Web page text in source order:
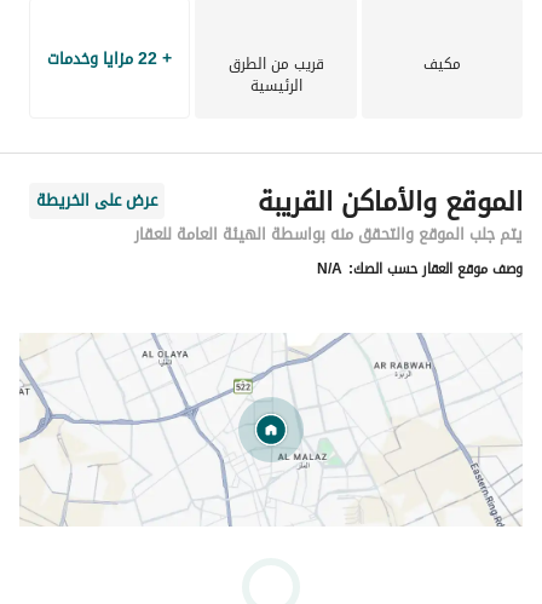
مكيف قريب من الطرق
الرئيسية
+ 22 مزايا وخدمات
الموقع والأماكن القريبة
عرض على الخريطة
يتم جلب الموقع والتحقق منه بواسطة الهيئة العامة للعقار
وصف موقع العقار حسب الصك: N/A